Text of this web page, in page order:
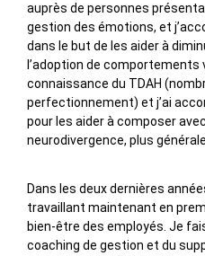
auprès de personnes
gestion des émotions, et
dans le but de les aider à
l’adoption de comportements
connaissance du TDAH
perfectionnement) et j’ai
pour les aider à composer
neurodivergence, plus
Dans les deux dernières
travaillant maintenant en
bien-être des employés. Je
coaching de gestion et du